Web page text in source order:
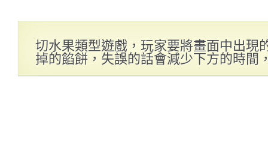
切水果類型遊戲，玩家要將畫面中出現
掉的餡餅，失誤的話會減少下方的時間